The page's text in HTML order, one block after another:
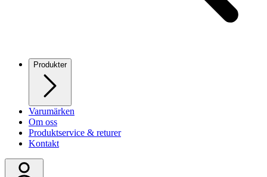
Produkter
Varumärken
Om oss
Produktservice & returer
Kontakt